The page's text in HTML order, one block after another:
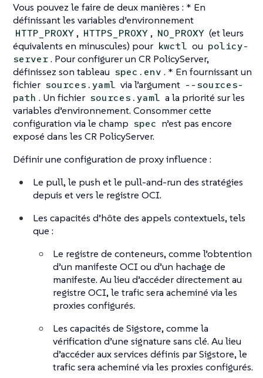
Vous pouvez le faire de deux manières : * En
définissant les variables d’environnement
HTTP_PROXY, HTTPS_PROXY, NO_PROXY (et leurs
équivalents en minuscules) pour kwctl ou policy-
server. Pour configurer un CR PolicyServer,
définissez son tableau spec.env . * En fournissant un
fichier sources.yaml via l’argument --sources-
path . Un fichier sources.yaml a la priorité sur les
variables d’environnement. Consommer cette
configuration via le champ spec n’est pas encore
exposé dans les CR PolicyServer.
Définir une configuration de proxy influence :
Le pull, le push et le pull-and-run des stratégies
depuis et vers le registre OCI.
Les capacités d’hôte des appels contextuels, tels
que :
Le registre de conteneurs, comme l’obtention
d’un manifeste OCI ou d’un hachage de
manifeste. Au lieu d’accéder directement au
registre OCI, le trafic sera acheminé via les
proxies configurés.
Les capacités de Sigstore, comme la
vérification d’une signature sans clé. Au lieu
d’accéder aux services définis par Sigstore, le
trafic sera acheminé via les proxies configurés.